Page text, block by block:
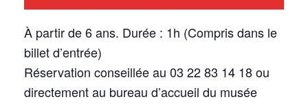
À partir de 6 ans. Durée : 1h (Compris dans le
billet d’entrée)
Réservation conseillée au 03 22 83 14 18 ou
directement au bureau d’accueil du musée